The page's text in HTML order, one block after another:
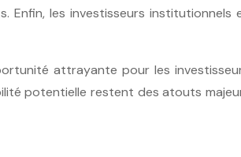
les investisseurs
attrayante pour les
potentielle restent des atouts